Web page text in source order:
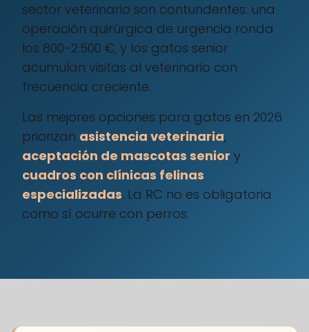
sector veterinario son contundentes: una
operación quirúrgica de urgencia ronda
los 800-2.500 €, y los gatos senior
acumulan visitas al veterinario con
frecuencia creciente.
Las mejores opciones para gatos en 2026
priorizan asistencia veterinaria,
aceptación de mascotas senior y
cuadros con clínicas felinas
especializadas. La RC no es obligatoria
como sí ocurre con perros.